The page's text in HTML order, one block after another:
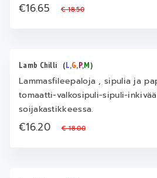
€16.65€ 18.50
Lamb Chilli (L,G,P,M)
Lammasfileepaloja , sipulia ja
tomaatti-valkosipuli-sipuli-
soijakastikkeessa.
€16.20€ 18.00